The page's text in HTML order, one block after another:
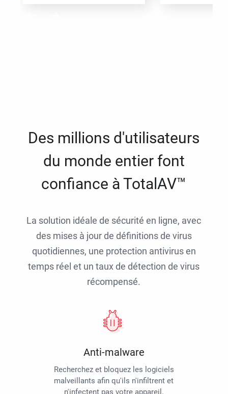
Des millions d'utilisateurs
du monde entier font
confiance à TotalAV™
La solution idéale de sécurité en ligne, avec
des mises à jour de définitions de virus
quotidiennes, une protection antivirus en
temps réel et un taux de détection de virus
récompensé.
Anti-malware
Recherchez et bloquez les logiciels
malveillants afin qu'ils n'infiltrent et
n'infectent pas votre appareil.